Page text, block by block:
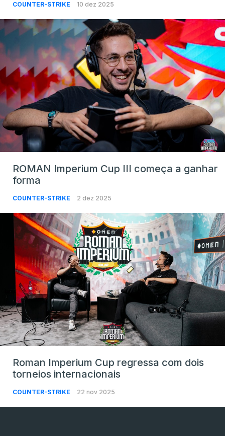
COUNTER-STRIKE 10 dez 2025
ROMAN Imperium Cup III começa a ganhar
forma
COUNTER-STRIKE 2 dez 2025
Roman Imperium Cup regressa com dois
torneios internacionais
COUNTER-STRIKE 22 nov 2025